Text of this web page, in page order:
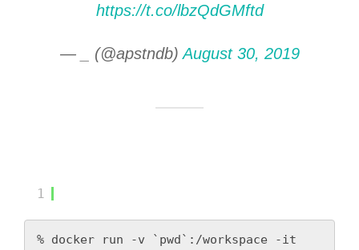
https://t.co/lbzQdGMftd
— _ (@apstndb)August 30, 2019
1
% docker run -v `pwd`:/workspace -it